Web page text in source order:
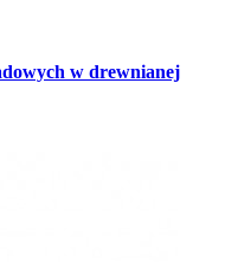
w drewnianej